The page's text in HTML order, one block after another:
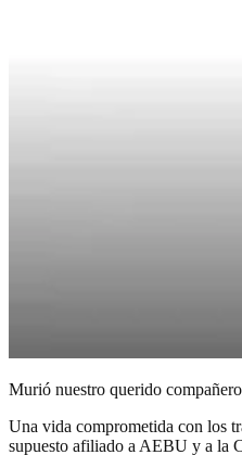
Murió nuestro querido
Una vida comprometida con los
supuesto afiliado a AEBU y a la